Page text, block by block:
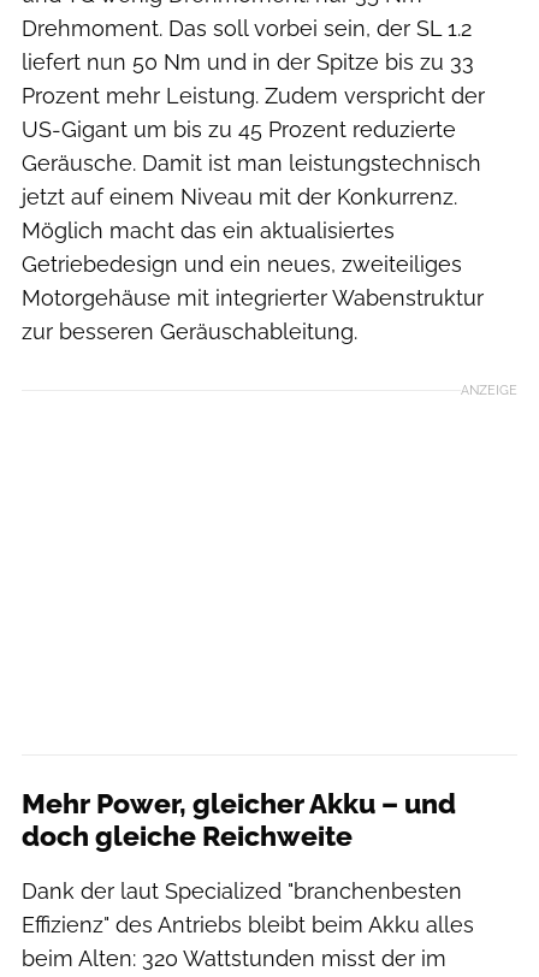
Drehmoment. Das soll vorbei sein, der SL 1.2
liefert nun 50 Nm und in der Spitze bis zu 33
Prozent mehr Leistung. Zudem verspricht der
US-Gigant um bis zu 45 Prozent reduzierte
Geräusche. Damit ist man leistungstechnisch
jetzt auf einem Niveau mit der Konkurrenz.
Möglich macht das ein aktualisiertes
Getriebedesign und ein neues, zweiteiliges
Motorgehäuse mit integrierter Wabenstruktur
zur besseren Geräuschableitung.
ANZEIGE
Mehr Power, gleicher Akku – und
doch gleiche Reichweite
Dank der laut Specialized "branchenbesten
Effizienz" des Antriebs bleibt beim Akku alles
beim Alten: 320 Wattstunden misst der im